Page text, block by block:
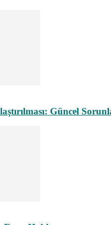
Güncel